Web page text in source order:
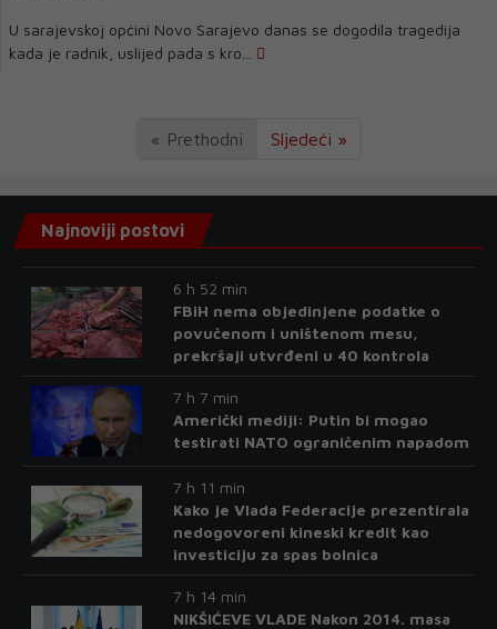
U sarajevskoj općini Novo Sarajevo danas se dogodila tragedija
kada je radnik, uslijed pada s kro...
« Prethodni Sljedeći »
Najnoviji postovi
6 h 52 min
FBiH nema objedinjene podatke o
povučenom i uništenom mesu,
prekršaji utvrđeni u 40 kontrola
7 h 7 min
Američki mediji: Putin bi mogao
testirati NATO ograničenim napadom
7 h 11 min
Kako je Vlada Federacije prezentirala
nedogovoreni kineski kredit kao
investiciju za spas bolnica
7 h 14 min
NIKŠIĆEVE VLADE Nakon 2014. masa